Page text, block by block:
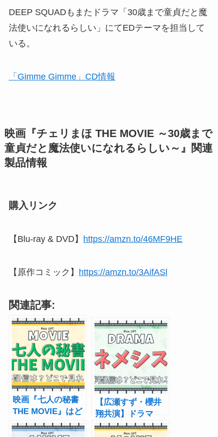
DEEP SQUADもまたドラマ「30歳まで童貞だと魔
法使いになれるらしい」にてEDテーマを担当して
いる。
「Gimme Gimme」CD情報
映画『チェリまほ THE MOVIE ～30歳まで
童貞だと魔法使いになれるらしい～』関連
製品情報
購入リンク
【Blu-ray & DVD】 https://amzn.to/46MF9HE
【原作コミック】 https://amzn.to/3AifASl
関連記事:
映画『七人の秘書
THE MOVIE』はど
こで見れる？ 動
画配信サービス・
【広瀬すず・櫻井
翔共演】ドラマ
『ネメシス』どこ